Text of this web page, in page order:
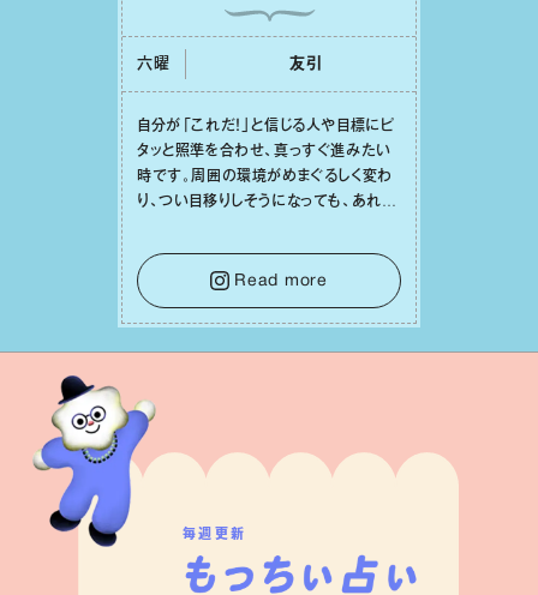
六曜 友引
⾃分が「これだ！」と信じる⼈や⽬標にピ
タッと照準を合わせ、真っすぐ進みたい
時です。周囲の環境がめまぐるしく変わ
り、つい⽬移りしそうになっても、あれこ
をそっと⼿放し、⽬の前のことに集中しま
しょう。そのブレない決意が、あなたにと
って有意義で安定した成果を引き寄せま
す。
Read more
毎週更新